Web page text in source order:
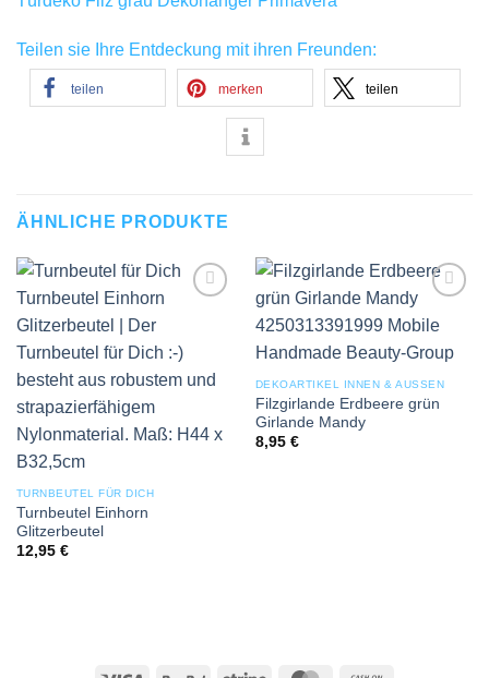
Teilen sie Ihre Entdeckung mit ihren Freunden:
teilen merken teilen
ÄHNLICHE PRODUKTE
TURNBEUTEL FÜR DICH
Turnbeutel Einhorn
Glitzerbeutel
12,95 €
wishlist
DEKOARTIKEL INNEN & AUSSEN
Filzgirlande Erdbeere grün
Girlande Mandy
8,95 €